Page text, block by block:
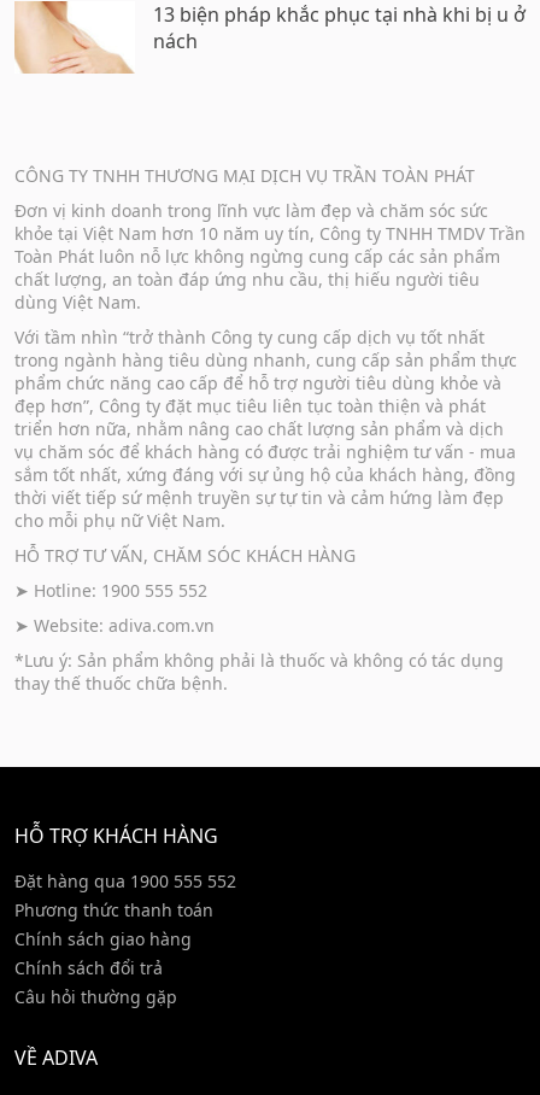
13 biện pháp khắc phục tại nhà khi bị u ở
nách
CÔNG TY TNHH THƯƠNG MẠI DỊCH VỤ TRẦN TOÀN PHÁT
Đơn vị kinh doanh trong lĩnh vực làm đẹp và chăm sóc sức
khỏe tại Việt Nam hơn 10 năm uy tín, Công ty TNHH TMDV Trần
Toàn Phát luôn nỗ lực không ngừng cung cấp các sản phẩm
chất lượng, an toàn đáp ứng nhu cầu, thị hiếu người tiêu
dùng Việt Nam.
Với tầm nhìn “trở thành Công ty cung cấp dịch vụ tốt nhất
trong ngành hàng tiêu dùng nhanh, cung cấp sản phẩm thực
phẩm chức năng cao cấp để hỗ trợ người tiêu dùng khỏe và
đẹp hơn”, Công ty đặt mục tiêu liên tục toàn thiện và phát
triển hơn nữa, nhằm nâng cao chất lượng sản phẩm và dịch
vụ chăm sóc để khách hàng có được trải nghiệm tư vấn - mua
sắm tốt nhất, xứng đáng với sự ủng hộ của khách hàng, đồng
thời viết tiếp sứ mệnh truyền sự tự tin và cảm hứng làm đẹp
cho mỗi phụ nữ Việt Nam.
HỖ TRỢ TƯ VẤN, CHĂM SÓC KHÁCH HÀNG
➤ Hotline: 1900 555 552
➤ Website: adiva.com.vn
*Lưu ý: Sản phẩm không phải là thuốc và không có tác dụng
thay thế thuốc chữa bệnh.
HỖ TRỢ KHÁCH HÀNG
Đặt hàng qua 1900 555 552
Phương thức thanh toán
Chính sách giao hàng
Chính sách đổi trả
Câu hỏi thường gặp
VỀ ADIVA